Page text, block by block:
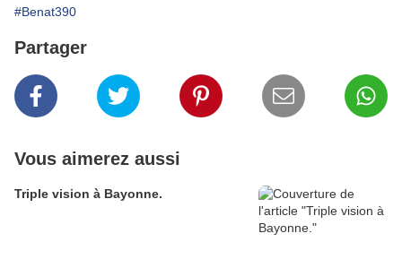
#Benat390
Partager
Vous aimerez aussi
Triple vision à Bayonne.